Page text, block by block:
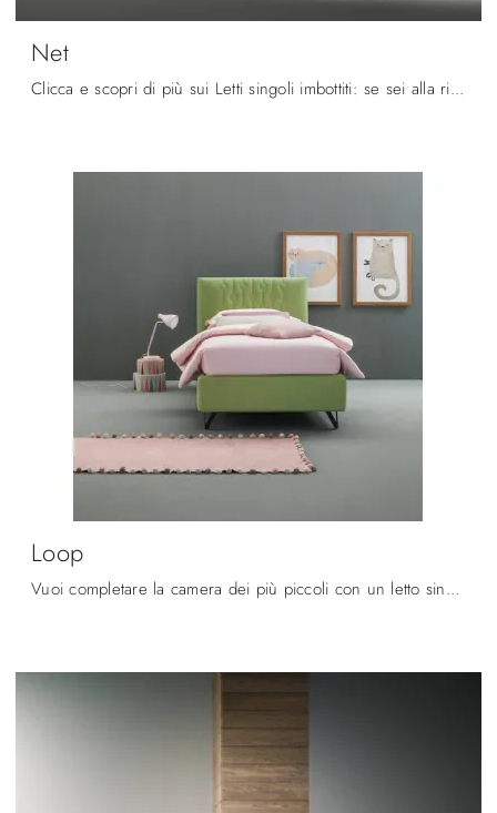
Net
Clicca e scopri di più sui Letti singoli imbottiti: se sei alla ricerca di modelli moderni, il modello Net Bside fa al caso tuo.
Loop
Vuoi completare la camera dei più piccoli con un letto singolo in tessuto? Ecco qui il modello Loop di Bside per spazi moderni.